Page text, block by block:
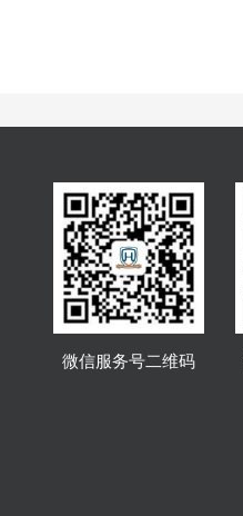
微信服务号二维码